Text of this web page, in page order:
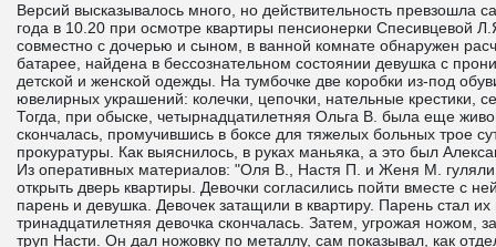
Версий высказывалось много, но действительность
года в 10.20 при осмотре квартиры пенсионерки Спесивцевой
совместно с дочерью и сыном, в ванной комнате обнаружен
батарее, найдена в бессознательном состоянии девушка с
детской и женской одежды. На тумбочке две коробки из-под
ювелирных украшений: колечки, цепочки, нательные крестики,
Тогда, при обыске, четырнадцатилетняя Ольга В. была еще
скончалась, промучившись в боксе для тяжелых больных трое
прокуратуры. Как выяснилось, в руках маньяка, а это был
Из оперативных материалов: "Оля В., Настя П. и Женя М.
открыть дверь квартиры. Девочки согласились пойти вместе
парень и девушка. Девочек затащили в квартиру. Парень стал
тринадцатилетняя девочка скончалась. Затем, угрожая ножом,
труп Насти. Он дал ножовку по металлу, сам показывал, как